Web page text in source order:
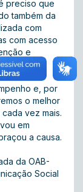
preciso que
também da
com
com acesso
e
e, por
o melhor
vez mais.
em
a causa.
da OAB-
Social